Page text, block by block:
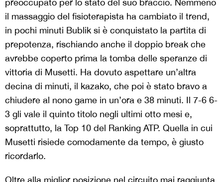
preoccupato per lo stato del suo braccio. Nemmeno
il massaggio del fisioterapista ha cambiato il trend,
in pochi minuti Bublik si è conquistato la partita di
prepotenza, rischiando anche il doppio break che
avrebbe coperto prima la tomba delle speranze di
vittoria di Musetti. Ha dovuto aspettare un’altra
decina di minuti, il kazako, che poi è stato bravo a
chiudere al nono game in un’ora e 38 minuti. Il 7-6 6-
3 gli vale il quinto titolo negli ultimi otto mesi e,
soprattutto, la Top 10 del Ranking ATP. Quella in cui
Musetti risiede comodamente da tempo, è giusto
ricordarlo.
Oltre alla miglior posizione nel circuito mai raggiunta